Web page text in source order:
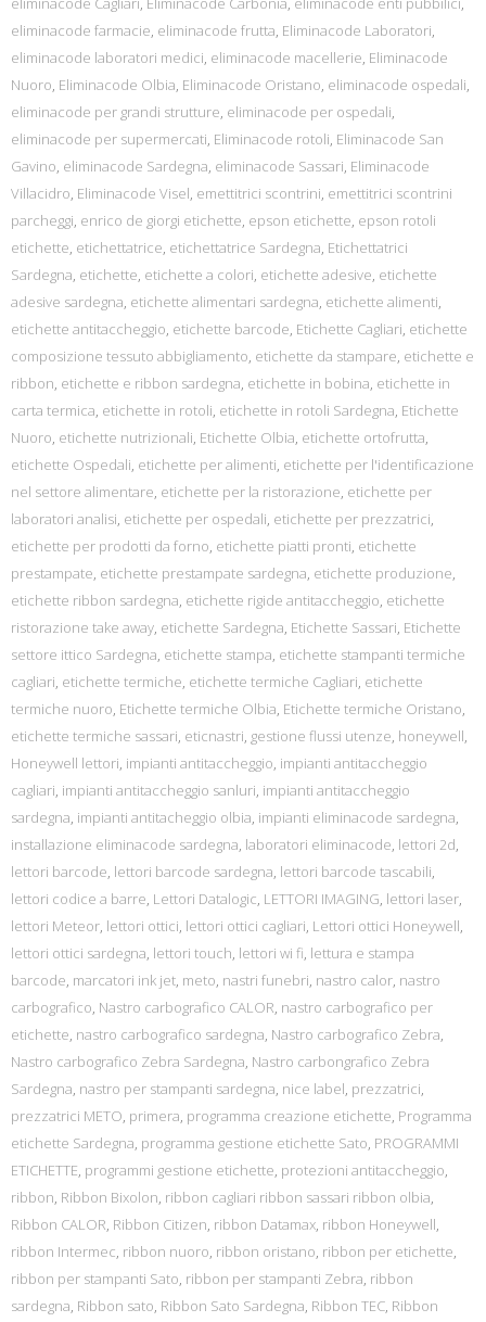
eliminacode farmacie, eliminacode frutta, Eliminacode Laboratori,
eliminacode laboratori medici, eliminacode macellerie, Eliminacode
Nuoro, Eliminacode Olbia, Eliminacode Oristano, eliminacode ospedali,
eliminacode per grandi strutture, eliminacode per ospedali,
eliminacode per supermercati, Eliminacode rotoli, Eliminacode San
Gavino, eliminacode Sardegna, eliminacode Sassari, Eliminacode
Villacidro, Eliminacode Visel, emettitrici scontrini, emettitrici scontrini
parcheggi, enrico de giorgi etichette, epson etichette, epson rotoli
etichette, etichettatrice, etichettatrice Sardegna, Etichettatrici
Sardegna, etichette, etichette a colori, etichette adesive, etichette
adesive sardegna, etichette alimentari sardegna, etichette alimenti,
etichette antitaccheggio, etichette barcode, Etichette Cagliari, etichette
composizione tessuto abbigliamento, etichette da stampare, etichette e
ribbon, etichette e ribbon sardegna, etichette in bobina, etichette in
carta termica, etichette in rotoli, etichette in rotoli Sardegna, Etichette
Nuoro, etichette nutrizionali, Etichette Olbia, etichette ortofrutta,
etichette Ospedali, etichette per alimenti, etichette per l'identificazione
nel settore alimentare, etichette per la ristorazione, etichette per
laboratori analisi, etichette per ospedali, etichette per prezzatrici,
etichette per prodotti da forno, etichette piatti pronti, etichette
prestampate, etichette prestampate sardegna, etichette produzione,
etichette ribbon sardegna, etichette rigide antitaccheggio, etichette
ristorazione take away, etichette Sardegna, Etichette Sassari, Etichette
settore ittico Sardegna, etichette stampa, etichette stampanti termiche
cagliari, etichette termiche, etichette termiche Cagliari, etichette
termiche nuoro, Etichette termiche Olbia, Etichette termiche Oristano,
etichette termiche sassari, eticnastri, gestione flussi utenze, honeywell,
Honeywell lettori, impianti antitaccheggio, impianti antitaccheggio
cagliari, impianti antitaccheggio sanluri, impianti antitaccheggio
sardegna, impianti antitacheggio olbia, impianti eliminacode sardegna,
installazione eliminacode sardegna, laboratori eliminacode, lettori 2d,
lettori barcode, lettori barcode sardegna, lettori barcode tascabili,
lettori codice a barre, Lettori Datalogic, LETTORI IMAGING, lettori laser,
lettori Meteor, lettori ottici, lettori ottici cagliari, Lettori ottici Honeywell,
lettori ottici sardegna, lettori touch, lettori wi fi, lettura e stampa
barcode, marcatori ink jet, meto, nastri funebri, nastro calor, nastro
carbografico, Nastro carbografico CALOR, nastro carbografico per
etichette, nastro carbografico sardegna, Nastro carbografico Zebra,
Nastro carbografico Zebra Sardegna, Nastro carbongrafico Zebra
Sardegna, nastro per stampanti sardegna, nice label, prezzatrici,
prezzatrici METO, primera, programma creazione etichette, Programma
etichette Sardegna, programma gestione etichette Sato, PROGRAMMI
ETICHETTE, programmi gestione etichette, protezioni antitaccheggio,
ribbon, Ribbon Bixolon, ribbon cagliari ribbon sassari ribbon olbia,
Ribbon CALOR, Ribbon Citizen, ribbon Datamax, ribbon Honeywell,
ribbon Intermec, ribbon nuoro, ribbon oristano, ribbon per etichette,
ribbon per stampanti Sato, ribbon per stampanti Zebra, ribbon
sardegna, Ribbon sato, Ribbon Sato Sardegna, Ribbon TEC, Ribbon